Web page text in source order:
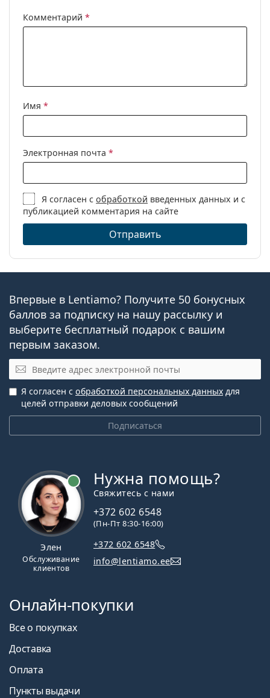
Футляр:
Пол:
Женские
Категория:
Код:
0PR 08WV 1AB1O1 53
Комментарий *
Имя *
Электронная почта *
Я согласен собработкой введенных данных и с
публикацией комментария на сайте
Отправить
Впервые в Lentiamo? Получите 50 бонусных
баллов за подписку на нашу рассылку и
выберите бесплатный подарок с вашим
первым заказом.
Электронная почта
Подписаться
Я согласен с обработкой персональных данных для
целей отправки деловых сообщений
Элен
Обслуживание
клиентов
Нужна помощь?
Свяжитесь с нами
+372 602 6548
(Пн-Пт 8:30-16:00)
+372 602 6548
info@lentiamo.ee
Онлайн-покупки
Все о покупках
Доставка
Оплата
Пункты выдачи